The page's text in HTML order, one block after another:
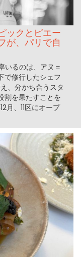
ックとピエー
が、パリで自
いるのは、アヌ＝
で修行したシェフ
、分かち合うスタ
割を果たすことを
月、11区にオープ